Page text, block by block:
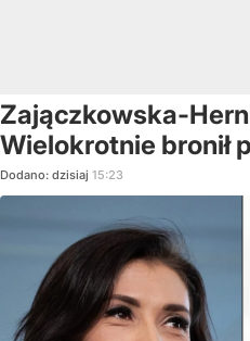
Zajączkowska-
Wielokrotnie bronił
Dodano: dzisiaj 15:23